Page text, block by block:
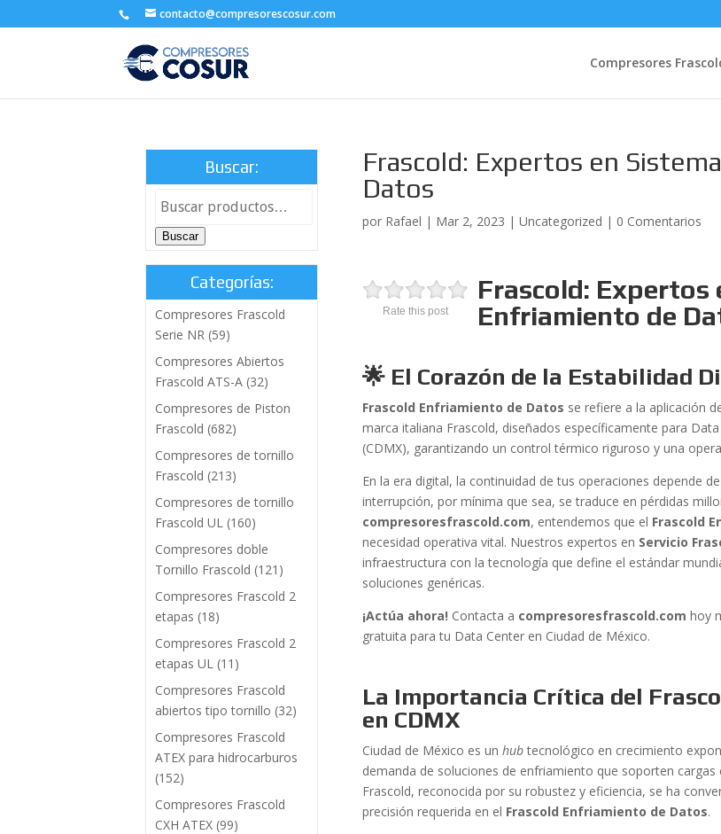
contacto@compresorescosur.com
Compresores
Frascold: Expertos en
Datos
por Rafael | Mar 2, 2023 |Uncategorized | 0 Comentarios
Rate this post
Frascold: Expertos
Enfriamiento de
🌟 El Corazón de la Estabilidad
Frascold Enfriamiento de Datos se refiere a la aplicación
marca italiana Frascold, diseñados específicamente para
(CDMX), garantizando un control térmico riguroso y una
En la era digital, la continuidad de tus operaciones depende
interrupción, por mínima que sea, se traduce en pérdidas
compresoresfrascold.com, entendemos que el Frascold
necesidad operativa vital. Nuestros expertos en Servicio
infraestructura con la tecnología que define el estándar
soluciones genéricas.
¡Actúa ahora! Contacta a compresoresfrascold.com hoy
gratuita para tu Data Center en Ciudad de México.
La Importancia Crítica del
en CDMX
Ciudad de México es unhubtecnológico en crecimiento
demanda de soluciones de enfriamiento que soporten
Frascold, reconocida por su robustez y eficiencia, se ha
precisión requerida en el Frascold Enfriamiento de Datos.
Buscar:
Buscar
Categorías:
Compresores Frascold
Serie NR (59)
Compresores Abiertos
Frascold ATS-A (32)
Compresores de Piston
Frascold (682)
Compresores de tornillo
Frascold (213)
Compresores de tornillo
Frascold UL (160)
Compresores doble
Tornillo Frascold (121)
Compresores Frascold 2
etapas (18)
Compresores Frascold 2
etapas UL (11)
Compresores Frascold
abiertos tipo tornillo (32)
Compresores Frascold
ATEX para hidrocarburos
(152)
Compresores Frascold
CXH ATEX (99)